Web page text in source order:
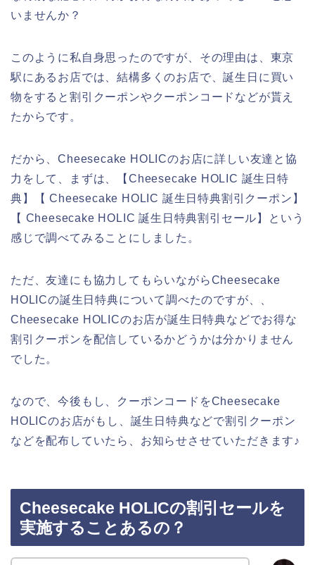
いませんか？
このように私自身思ったのですが、その理由は、東京
駅にあるお店では、結構多くのお店で、誕生日に買い
物をすると割引クーポンやクーポンコードなどが貰え
たからです。
だから、Cheesecake HOLICのお店に詳しい友達と協
力をして、まずは、【Cheesecake HOLIC 誕生日特
典】【 Cheesecake HOLIC 誕生日特典割引クーポン】
【 Cheesecake HOLIC 誕生日特典割引セール】という
感じで調べてみることにしました。
ただ、友達にも協力してもらいながらCheesecake
HOLICの誕生日特典について調べたのですが、、
Cheesecake HOLICのお店が誕生日特典などでお得な
割引クーポンを配信しているかどうかは分かりません
でした。
なので、今後もし、クーポンコードをCheesecake
HOLICのお店がもし、誕生日特典などで割引クーポン
などを配布していたら、お知らせさせていただきます♪
Cheesecake HOLICの割引セールを
実施することあるの？